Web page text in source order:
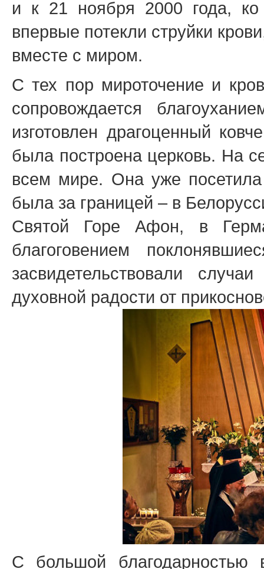
и к 21 ноября 2000 года,
впервые потекли струйки
вместе с миром.
С тех пор мироточение и
сопровождается
изготовлен драгоценный
была построена церковь. На
всем мире. Она уже
была за границей – в
Святой Горе Афон, в
благоговением
засвидетельствовали
духовной радости от
С большой благодарностью